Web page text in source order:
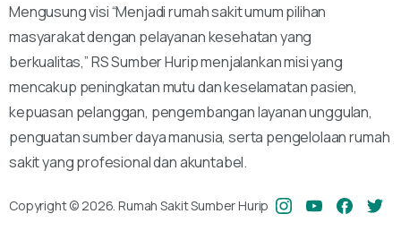
Mengusung visi “Menjadi rumah sakit umum pilihan
masyarakat dengan pelayanan kesehatan yang
berkualitas,” RS Sumber Hurip menjalankan misi yang
mencakup peningkatan mutu dan keselamatan pasien,
kepuasan pelanggan, pengembangan layanan unggulan,
penguatan sumber daya manusia, serta pengelolaan rumah
sakit yang profesional dan akuntabel.
Copyright © 2026. Rumah Sakit Sumber Hurip